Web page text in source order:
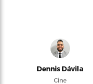
Dennis Dávila
Cine